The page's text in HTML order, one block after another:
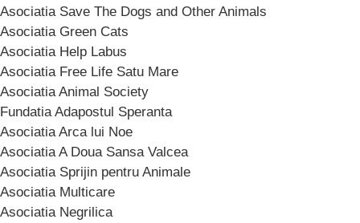
Asociatia Save The Dogs and Other Animals
Asociatia Green Cats
Asociatia Help Labus
Asociatia Free Life Satu Mare
Asociatia Animal Society
Fundatia Adapostul Speranta
Asociatia Arca lui Noe
Asociatia A Doua Sansa Valcea
Asociatia Sprijin pentru Animale
Asociatia Multicare
Asociatia Negrilica